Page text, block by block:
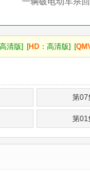
高清版] [HD ：高清版] [
第07
第01